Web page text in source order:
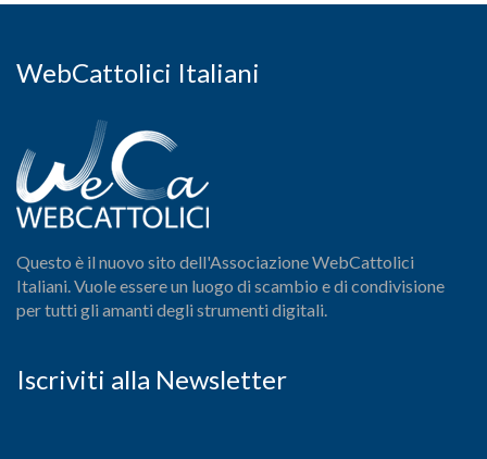
WebCattolici Italiani
Questo è il nuovo sito dell'Associazione WebCattolici
Italiani. Vuole essere un luogo di scambio e di condivisione
per tutti gli amanti degli strumenti digitali.
Iscriviti alla Newsletter